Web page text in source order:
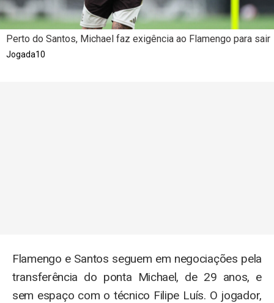
Perto do Santos, Michael faz exigência ao Flamengo para sair
Jogada10
Flamengo e Santos seguem em negociações pela
transferência do ponta Michael, de 29 anos, e
sem espaço com o técnico Filipe Luís. O jogador,